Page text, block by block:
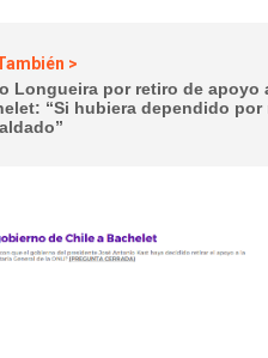
>
Longueira por retiro de apoyo
“Si hubiera dependido